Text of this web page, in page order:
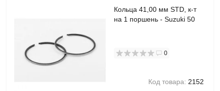
Кольца 41,00 мм STD, к-т
на 1 поршень - Suzuki 50
0
Код товара: 2152